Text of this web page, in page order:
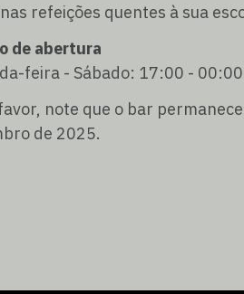
refeições quentes à sua
de abertura
feira - Sábado: 17:00 - 00:00
note que o bar
de 2025.